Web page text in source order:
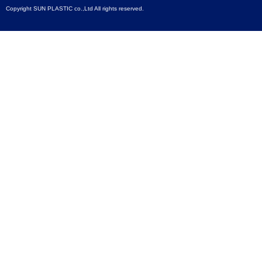
Copyright SUN PLASTIC co.,Ltd All rights reserved.